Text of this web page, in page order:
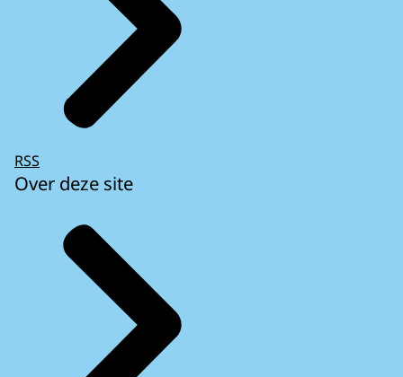
RSS
Over deze site